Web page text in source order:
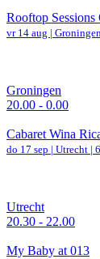
Rooftop Sessions
vr 14 aug |
Groningen
20.00 - 0.00
Cabaret Wina
do 17 sep | Utrecht |
Utrecht
20.30 - 22.00
My Baby at 013